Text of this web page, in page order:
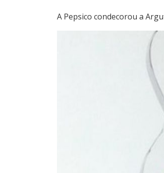
A Pepsico condecorou a